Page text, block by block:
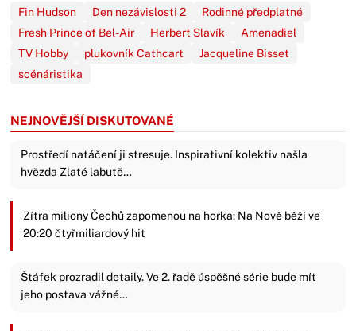
Fin Hudson Den nezávislosti 2
Rodinné předplatné
Fresh Prince of Bel-Air
Herbert Slavík
Amenadiel
TV Hobby
plukovník Cathcart
Jacqueline Bisset
scénáristika
NEJNOVĚJŠÍ DISKUTOVANÉ
Prostředí natáčení ji stresuje. Inspirativní kolektiv našla
hvězda Zlaté labutě…
Zítra miliony Čechů zapomenou na horka: Na Nově běží ve
20:20 čtyřmiliardový hit
Štáfek prozradil detaily. Ve 2. řadě úspěšné série bude mít
jeho postava vážné…